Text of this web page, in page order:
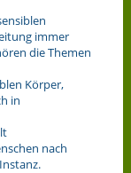
immer
die Themen
Körper,
in
nach